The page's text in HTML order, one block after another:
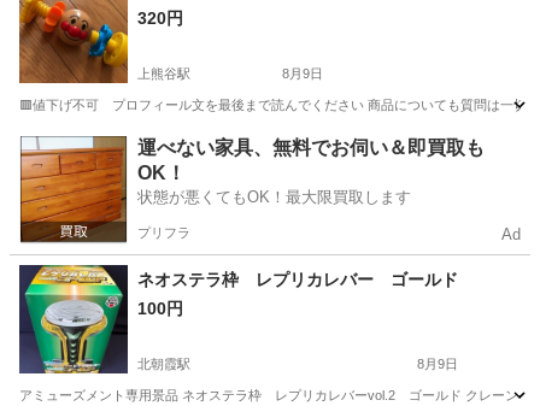
320円
上熊谷駅 8月9日
🟥値下げ不可 プロフィール文を最後まで読んでください 商品についても質問は一切
埼玉 熊谷市 上熊谷駅 おもちゃ アンパンマン
運べない家具、無料でお伺い＆即買取も
OK！
状態が悪くてもOK！最大限買取します
プリフラ Ad
ネオステラ枠 レプリカレバー ゴールド
100円
北朝霞駅 8月9日
アミューズメント専用景品 ネオステラ枠 レプリカレバーvol.2 ゴールド クレーンゲ